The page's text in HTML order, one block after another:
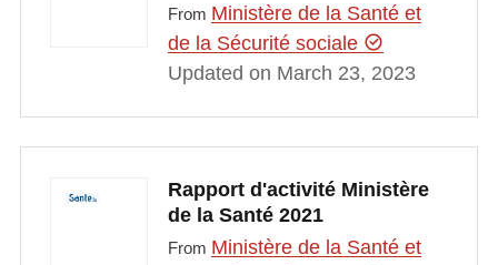
From Ministère de la Santé et
de la Sécurité sociale
Updated on March 23, 2023
Rapport d'activité Ministère
de la Santé 2021
From Ministère de la Santé et